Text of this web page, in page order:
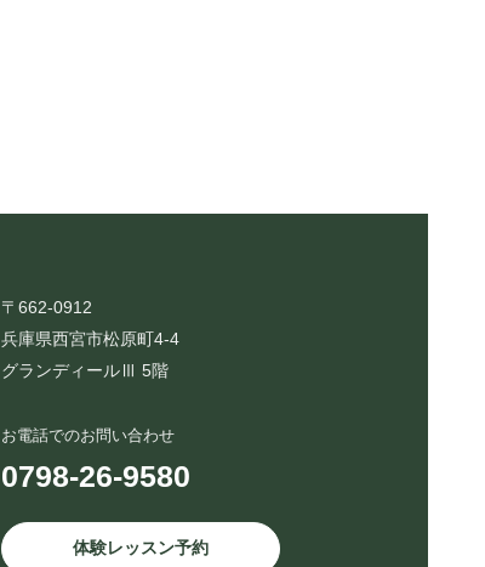
〒662-0912
兵庫県西宮市松原町4-4
グランディールⅢ 5階
お電話でのお問い合わせ
0798-26-9580
体験レッスン予約